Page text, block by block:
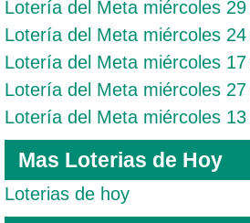
Lotería del Meta miércoles
Lotería del Meta miércoles
Lotería del Meta miércoles
Lotería del Meta miércoles
Lotería del Meta miércoles
Mas Loterias de Hoy
Loterias de hoy